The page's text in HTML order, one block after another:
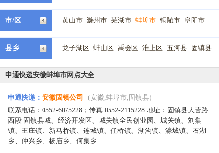
德邦物流(6) 顺丰快递(2) 天天快递(9)
百世汇通快递(19) 申通快递(4)
圆通快递(3)
百世快运(2)
宁夏 安徽 山东 山西 广东 广西 新疆 江苏 江西
河北
河南 浙江 海南 湖北 湖南 甘肃 福建 西藏
市/区 黄山市 滁州市 芜湖市 蚌埠市 铜陵市 阜阳市
马鞍山市 淮南市 淮北市 宣城市 宿州市 池州市
安庆市 亳州市 六安市 合肥市
县乡 龙子湖区 蚌山区 禹会区 淮上区 五河县
固镇县
怀远县
申通快递安徽蚌埠市网点大全
申通快递 ： 安徽固镇公司
(安徽,蚌埠市,固镇县)
联系电话：0552-6075228；传真:0552-2115228 地址：固镇县大营路
西段 固镇县城、经济开发区、城关镇全民创业园、城关镇、刘集
镇、王庄镇、新马桥镇、连城镇、任桥镇、湖沟镇、濠城镇、石湖
乡、仲兴乡、杨庙乡、何集乡...